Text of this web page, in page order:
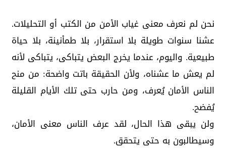
نحن لم نعرف معنى غياب الأمن من الكتب أو التحليلات.
عشنا سنوات طويلة بلا استقرار، بلا طمأنينة، بلا حياة
طبيعية. واليوم، عندما يخرج البعض يتباكى، يتباكى لأنه
لم يعش ما عشناه، ولأن الحقيقة باتت واضحة: من منح
الناس الأمان يُعرف، ومن حارب حتى تلك الأيام القليلة
يُفضح.
ولن يبقى هذا الحال، لقد عرف الناس معنى الأمان،
وسيطالبون به حتى يتحقق.